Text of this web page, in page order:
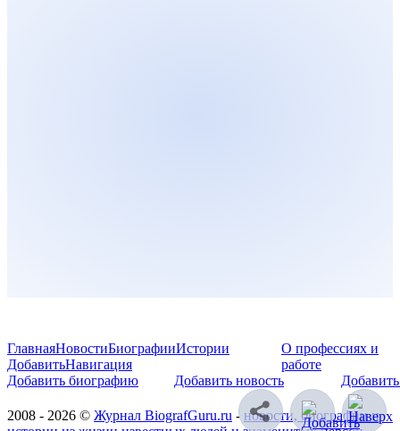
ГлавнаяНовостиБиографииИстории
ДобавитьНавигация
О профессиях и
работе
Добавить биографию
Добавить новость
2008 - 2026 © Журнал BiografGuru.ru - новости, биографии и